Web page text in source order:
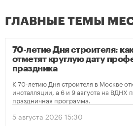
ГЛАВНЫЕ ТЕМЫ
70-летие Дня строителя:
отметят круглую дату
праздника
К 70-летию Дня строителя в Москве
инсталляции, а 6 и 9 августа на ВДНХ
праздничная программа.
5 августа 2026 15:30